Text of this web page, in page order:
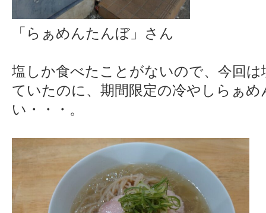
「らぁめんたんぼ」さん
塩しか食べたことがないので、今回
ていたのに、期間限定の冷やしらぁ
い・・・。